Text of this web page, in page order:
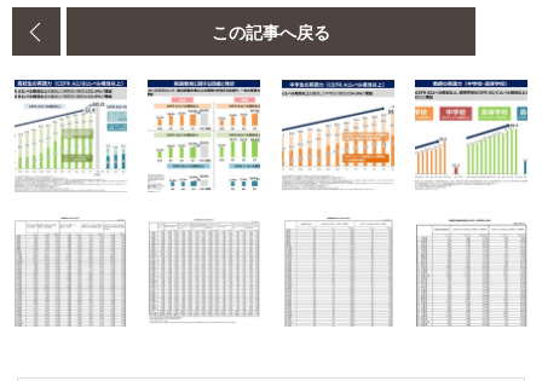
この記事へ戻る